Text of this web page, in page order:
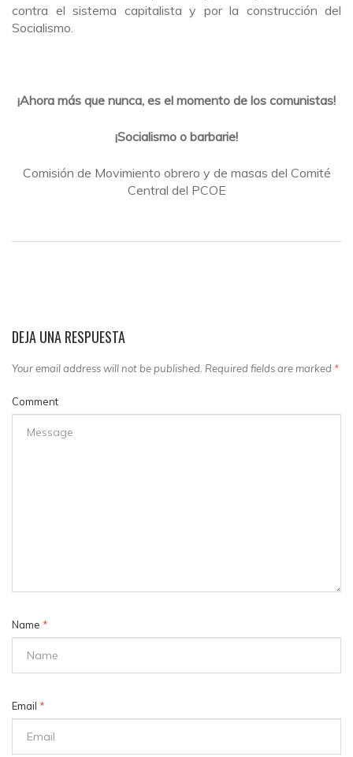
contra el sistema capitalista y por la construcción del
Socialismo.
¡Ahora más que nunca, es el momento de los comunistas!
¡Socialismo o barbarie!
Comisión de Movimiento obrero y de masas del Comité
Central del PCOE
DEJA UNA RESPUESTA
Your email address will not be published. Required fields are marked *
Comment
Name *
Email *